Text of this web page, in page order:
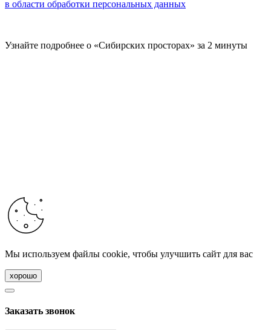
в области обработки персональных данных
Узнайте подробнее о «Сибирских просторах» за 2 минуты
Мы используем файлы cookie, чтобы улучшить сайт для вас
хорошо
Заказать звонок